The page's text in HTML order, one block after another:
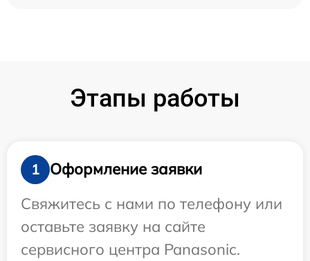
Этапы работы
1
Оформление заявки
Свяжитесь с нами по телефону или
оставьте заявку на сайте
сервисного центра Panasonic.